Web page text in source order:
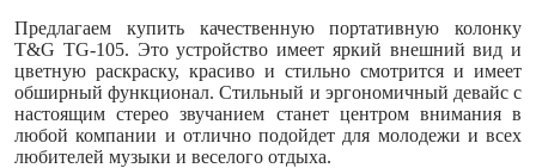
Предлагаем купить качественную портативную колонку
T&G TG-105. Это устройство имеет яркий внешний вид и
цветную раскраску, красиво и стильно смотрится и имеет
обширный функционал. Стильный и эргономичный девайс с
настоящим стерео звучанием станет центром внимания в
любой компании и отлично подойдет для молодежи и всех
любителей музыки и веселого отдыха.